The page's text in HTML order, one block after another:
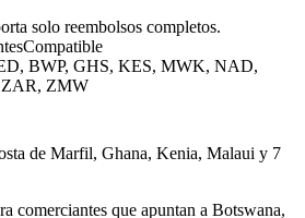
solo reembolsos completos.
Compatible
BWP, GHS, KES, MWK, NAD,
ZMW
de Marfil, Ghana, Kenia, Malaui y 7
comerciantes que apuntan a Botswana,